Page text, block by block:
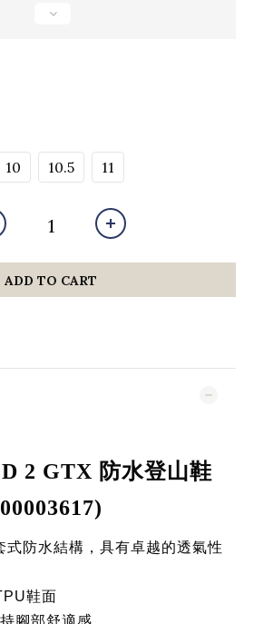
10 10.5 11
ADD TO CART
2 GTX 防水登山鞋
防水結構，具有卓越的透氣性
鞋面
腳部舒適感